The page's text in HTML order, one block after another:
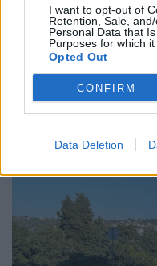
I want to opt-out of
Retention, Sale,
Personal Data that
Purposes for which it
Opted Out
CONFIRM
Data Deletion